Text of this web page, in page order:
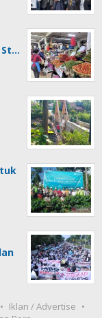
St…
Iklan / Advertise